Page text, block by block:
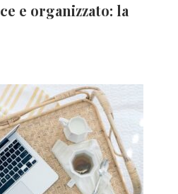
e organizzato: la